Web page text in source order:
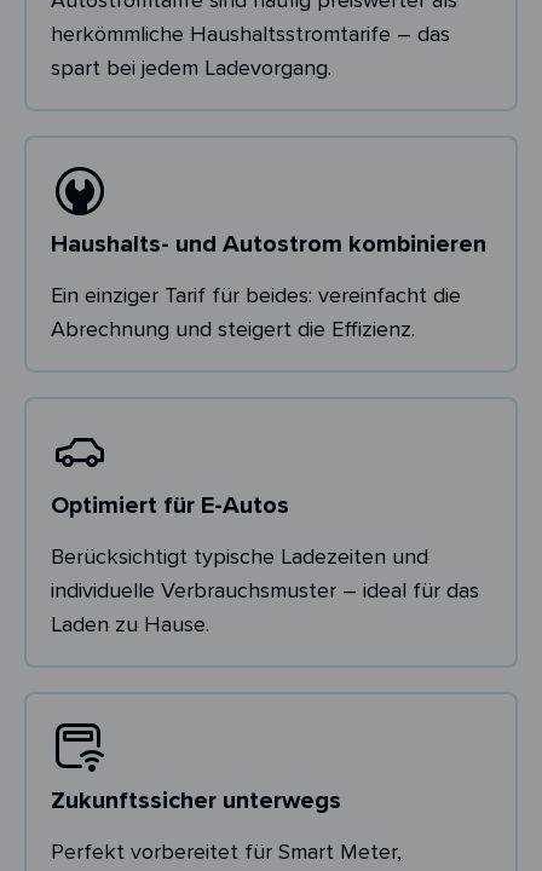
herkömmliche Haushaltsstromtarife – das
spart bei jedem Ladevorgang.
Haushalts- und Autostrom kombinieren
Ein einziger Tarif für beides: vereinfacht die
Abrechnung und steigert die Effizienz.
Optimiert für E-Autos
Berücksichtigt typische Ladezeiten und
individuelle Verbrauchsmuster – ideal für das
Laden zu Hause.
Zukunftssicher unterwegs
Perfekt vorbereitet für Smart Meter,